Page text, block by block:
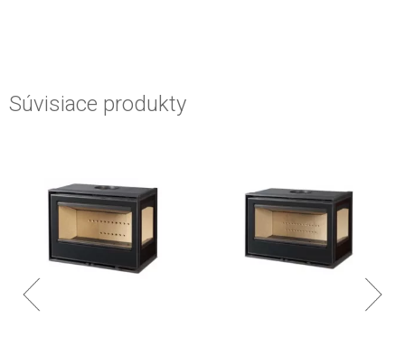
Súvisiace produkty